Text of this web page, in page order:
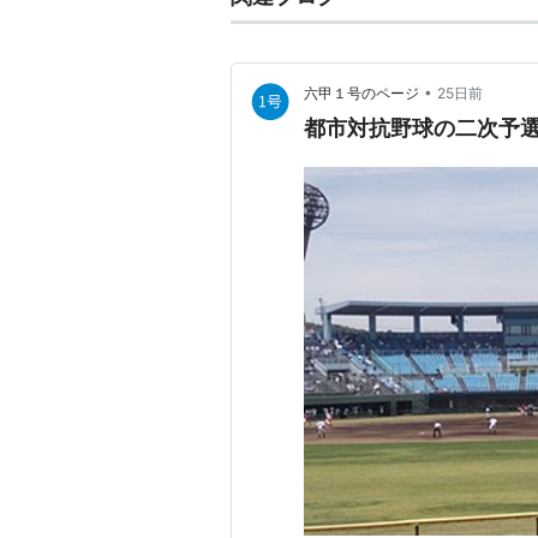
六甲１号のページ • 25日前
都市対抗野球の二次予